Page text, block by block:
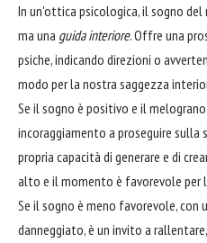
In un'ottica psicologica, il sogno
ma una guida interiore. Offre una
psiche, indicando direzioni o
modo per la nostra saggezza
Se il sogno è positivo e il
incoraggiamento a proseguire sulla
propria capacità di generare e di
alto e il momento è favorevole per
Se il sogno è meno favorevole, con
danneggiato, è un invito a